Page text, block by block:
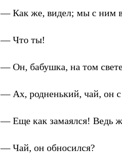
— Как же, видел; мы с ним
— Что ты!
— Он, бабушка, на том
— Ах, родненький, чай, он с
— Еще как замаялся! Ведь
— Чай, он обносился?